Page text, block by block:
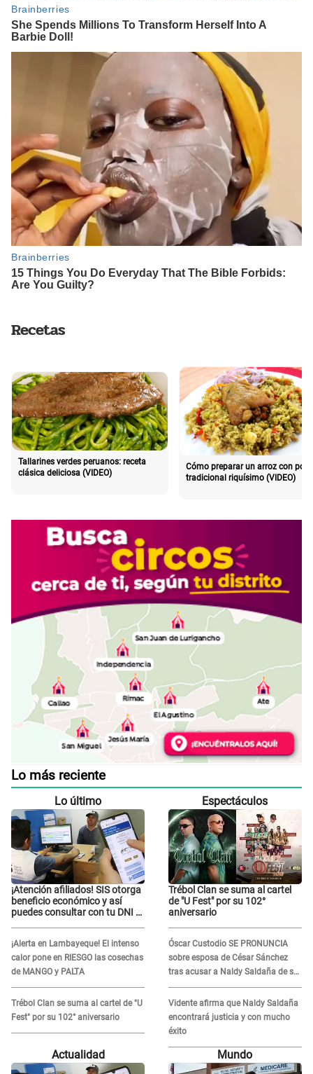
Recetas
Tallarines verdes peruanos: receta
clásica deliciosa (VIDEO)
Cómo preparar un arroz con pollo
tradicional riquísimo (VIDEO)
Lo más reciente
Lo último
¡Atención afiliados! SIS otorga
beneficio económico y así
puedes consultar con tu DNI si
¡Alerta en Lambayeque! El intenso
calor pone en RIESGO las cosechas
de MANGO y PALTA
Trébol Clan se suma al cartel de "U
Fest" por su 102° aniversario
Espectáculos
Trébol Clan se suma al cartel
de "U Fest" por su 102°
aniversario
Óscar Custodio SE PRONUNCIA
sobre esposa de César Sánchez
tras acusar a Naldy Saldaña de ser
PAREJA del músico: "Lo dejo en
manos de la justicia"
Vidente afirma que Naldy Saldaña
encontrará justicia y con mucho
éxito
Actualidad Mundo